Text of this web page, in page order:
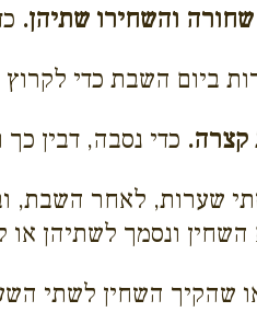
והשחירו שתיהן.
ביום השבת כדי לקרוץ
קצרה. כדי נסבה, דבין
שערות, לאחר השבת,
ונסמך לשתיהן או
שהקיך השחין לשתי